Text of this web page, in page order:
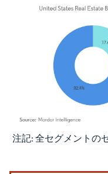
画像 © Mordor Intelligence。
注記: 全セグメントの